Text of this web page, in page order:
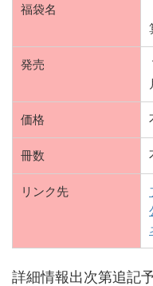
福袋名
発売
価格
冊数
リンク先
詳細情報出次第追記